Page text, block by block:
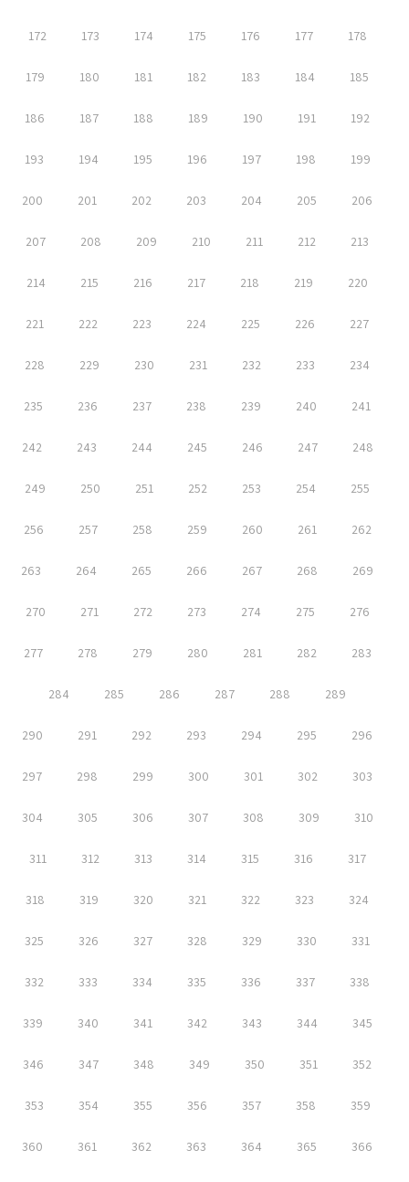
172 173 174 175 176 177 178
179 180 181 182 183 184 185
186 187 188 189 190 191 192
193 194 195 196 197 198 199
200 201 202 203 204 205 206
207 208 209 210 211 212 213
214 215 216 217 218 219 220
221 222 223 224 225 226 227
228 229 230 231 232 233 234
235 236 237 238 239 240 241
242 243 244 245 246 247 248
249 250 251 252 253 254 255
256 257 258 259 260 261 262
263 264 265 266 267 268 269
270 271 272 273 274 275 276
277 278 279 280 281 282 283
284 285 286 287 288 289
290 291 292 293 294 295 296
297 298 299 300 301 302 303
304 305 306 307 308 309 310
311 312 313 314 315 316 317
318 319 320 321 322 323 324
325 326 327 328 329 330 331
332 333 334 335 336 337 338
339 340 341 342 343 344 345
346 347 348 349 350 351 352
353 354 355 356 357 358 359
360 361 362 363 364 365 366